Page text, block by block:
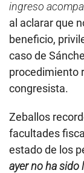
ingreso
al aclarar que
beneficio,
caso de
procedimiento
congresista.
Zeballos
facultades
estado de los
ayer no ha sido